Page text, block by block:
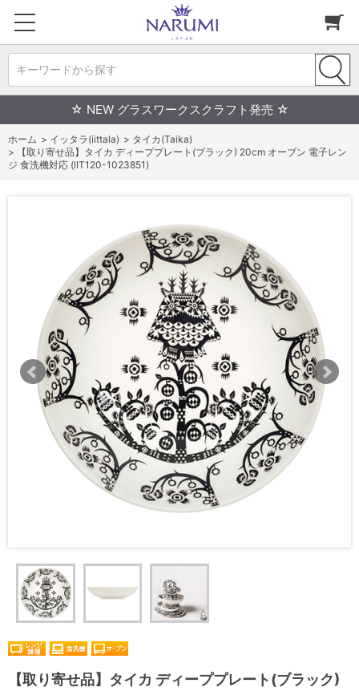
キーワードから探す
☆ NEW グラスワークスクラフト発売 ☆
ホーム > イッタラ(iittala) > タイカ(Taika)
>
【取り寄せ品】タイカ ディーププレート(ブラック) 20cm オーブン 電子レン
ジ 食洗機対応 (IIT120-1023851)
【取り寄せ品】タイカ ディーププレート(ブラック)